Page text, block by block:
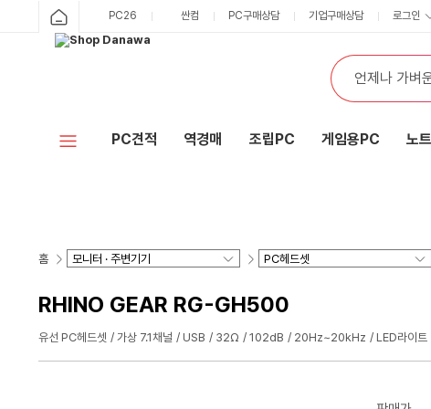
PC26 싼컴 PC구매상담 기업구매상담 로그인
PC견적 역경매 조립PC 게임용PC 노
홈
RHINO GEAR RG-GH500
유선 PC헤드셋 가상 7.1채널 USB 32Ω 102dB 20Hz~20kHz LED라이트